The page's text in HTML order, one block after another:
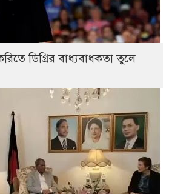
ডিগ্রির বাধ্যবাধকতা তুলে